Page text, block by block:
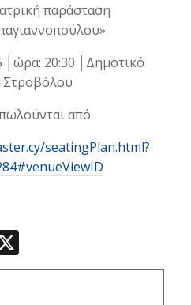
παράσταση
20:30 │Δημοτικό
Στροβόλου
από
seatingPlan.html?
X